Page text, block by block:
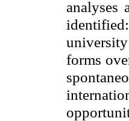
analyses
forms